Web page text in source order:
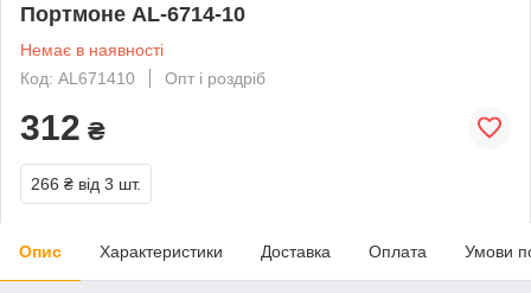
Портмоне AL-6714-10
Немає в наявності
Код: AL671410
Опт і роздріб
312 ₴
266 ₴ від 3 шт.
Опис Характеристики Доставка Оплата Умови